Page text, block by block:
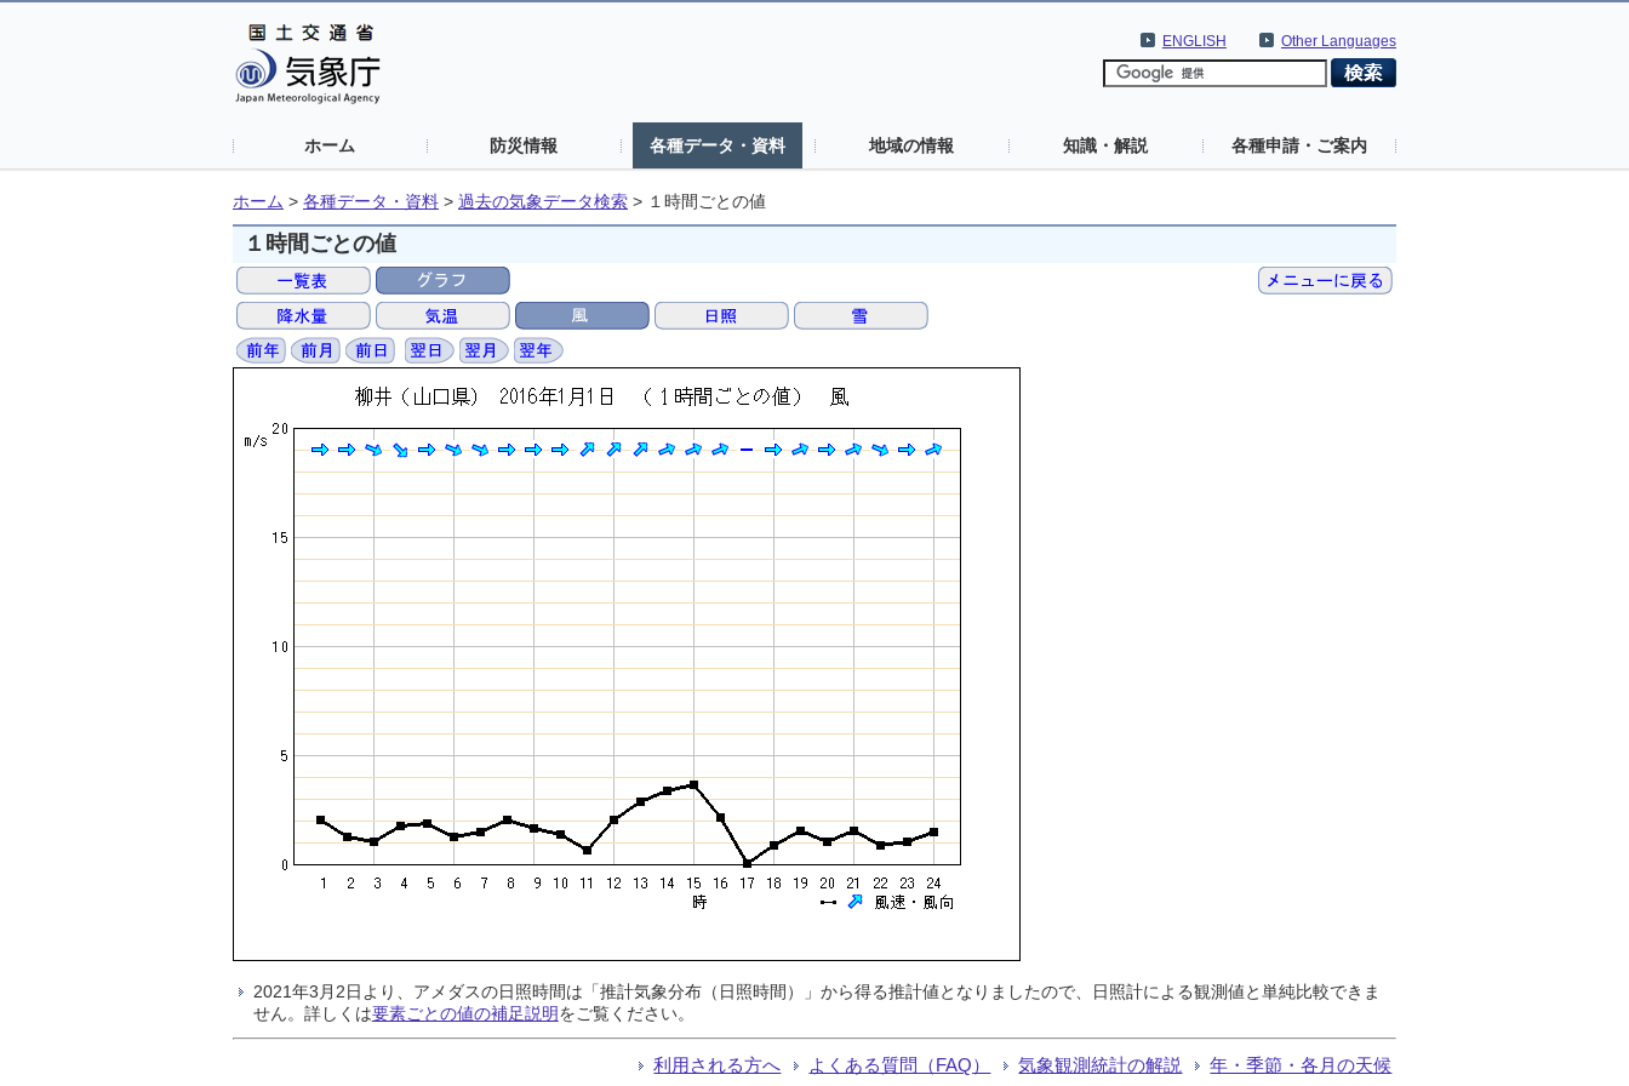
Other Languages
ENGLISH
ホーム 防災情報 各種データ・資料 地域の情報 知識・解説 各種申請・ご案内
ホーム > 各種データ・資料 > 過去の気象データ検索 > １時間ごとの値
１時間ごとの値
2021年3月2日より、アメダスの日照時間は「推計気象分布（日照時間）」から得る推計値となりましたので、日照計による観測値と単純比較できま
せん。詳しくは要素ごとの値の補足説明をご覧ください。
利用される方へ よくある質問（FAQ） 気象観測統計の解説 年・季節・各月の天候